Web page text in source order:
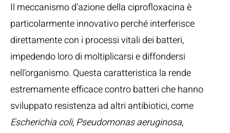
Il meccanismo d’azione della ciprofloxacina è
particolarmente innovativo perché interferisce
direttamente con i processi vitali dei batteri,
impedendo loro di moltiplicarsi e diffondersi
nell’organismo. Questa caratteristica la rende
estremamente efficace contro batteri che hanno
sviluppato resistenza ad altri antibiotici, come
Escherichia coli,Pseudomonas aeruginosa,